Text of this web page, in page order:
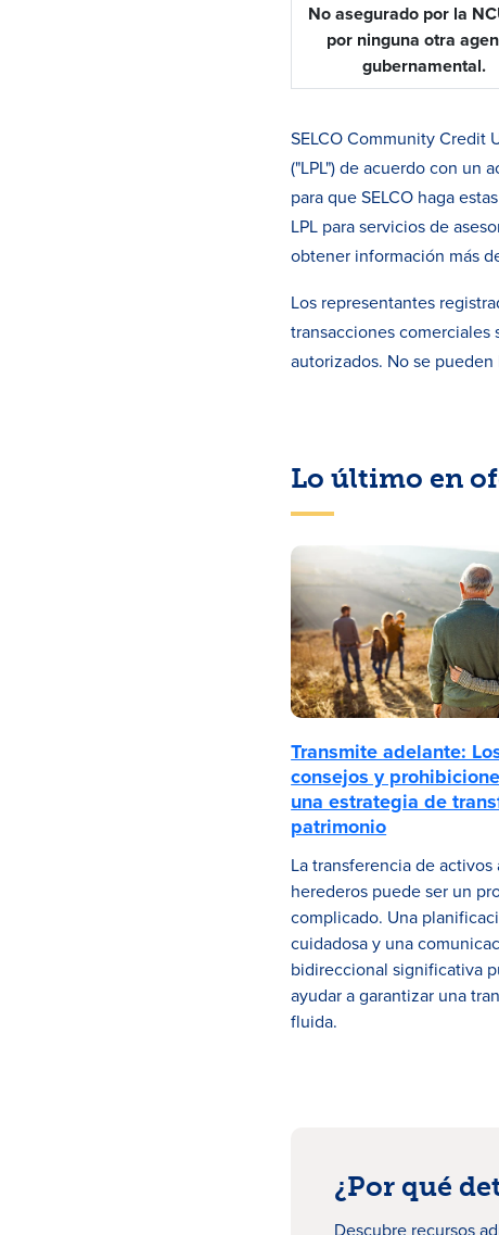
No asegurado por la
por ninguna otra
gubernamental.
SELCO Community Credit
("LPL") de acuerdo con un
para que SELCO haga
LPL para servicios de
obtener información más
Los representantes
transacciones
autorizados. No se
Lo último en
Transmite adelante:
consejos y
una estrategia de
patrimonio
La transferencia de activos
herederos puede ser un
complicado. Una
cuidadosa y una
bidireccional significativa
ayudar a garantizar una
fluida.
¿Por qué